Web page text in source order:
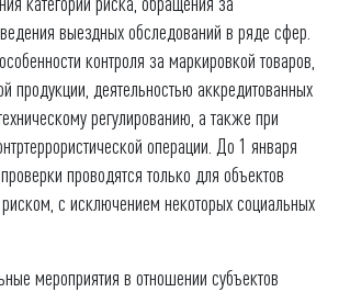
выездных обследований в ряде сфер.
контроля за маркировкой товаров,
продукции, деятельностью аккредитованных
регулированию, а также при
операции. До 1 января
проводятся только для объектов
с исключением некоторых социальных
мероприятия в отношении субъектов